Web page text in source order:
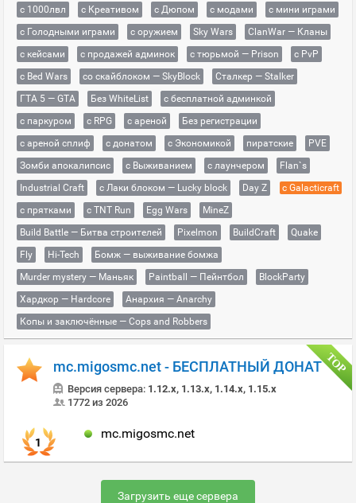
с 1000лвл c Креативом с Дюпом с модами
с мини играми
с Голодными играми
с оружием Sky Wars
ClanWar — Кланы
с кейсами
с продажей админок с тюрьмой — Prison
с PvP
с Bed Wars
со скайблоком — SkyBlock
Сталкер — Stalker
ГТА 5 — GTA
Без WhiteList
с бесплатной админкой
с паркуром
с RPG с ареной
Без регистрации
с ареной сплиф
с донатом с Экономикой пиратские
PVE
Зомби апокалипсис
с Выживанием с лаунчером
Flan`s
Industrial Craft
с Лаки блоком — Lucky block Day Z
с Galacticraft
с прятками
с TNT Run Egg Wars
MineZ
Build Battle — Битва строителей
Pixelmon BuildCraft
Quake
Fly
Hi-Tech
Бомж — выживание бомжа
Murder mystery — Маньяк
Paintball — Пейнтбол
BlockParty
Хардкор — Hardcore
Анархия — Anarchy
Копы и заключённые — Cops and Robbers
mc.migosmc.net - БЕСПЛАТНЫЙ ДОНАТ
Версия сервера: 1.12.x, 1.13.x, 1.14.x, 1.15.x
1772 из 2026
1
mc.migosmc.net
Загрузить еще сервера